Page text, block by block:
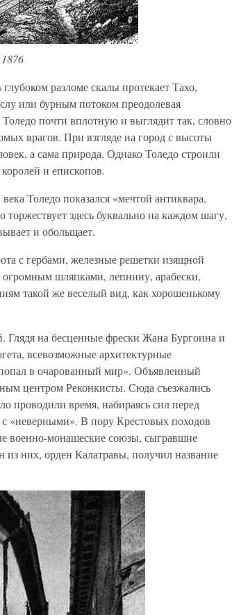
разломе скалы протекает Тахо,
или бурным потоком преодолевая
почти вплотную и выглядит так, словно
врагов. При взгляде на город с высоты
а сама природа. Однако Толедо строили
и епископов.
Толедо показался «мечтой антиквара,
здесь буквально на каждом шагу,
и обольщает.
с гербами, железные решетки изящной
шляпками, лепнину, арабески,
такой же веселый вид, как хорошенькому
Глядя на бесценные фрески Жана Бургоина и
всевозможные архитектурные
в очарованный мир». Объявленный
центром Реконкисты. Сюда съезжались
проводили время, набираясь сил перед
«неверными». В пору Крестовых походов
военно-монашеские союзы, сыгравшие
них, орден Калатравы, получил название